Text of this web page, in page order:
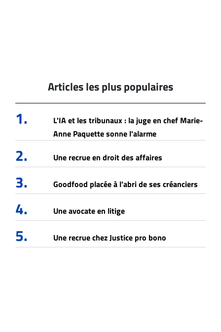
Articles les plus populaires
1.
L'IA et les tribunaux : la juge en chef Marie-
Anne Paquette sonne l'alarme
2. Une recrue en droit des affaires
3. Goodfood placée à l’abri de ses créanciers
4. Une avocate en litige
5. Une recrue chez Justice pro bono